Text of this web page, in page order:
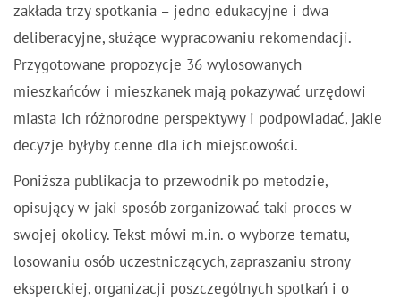
zakłada trzy spotkania – jedno edukacyjne i dwa
deliberacyjne, służące wypracowaniu rekomendacji.
Przygotowane propozycje 36 wylosowanych
mieszkańców i mieszkanek mają pokazywać urzędowi
miasta ich różnorodne perspektywy i podpowiadać, jakie
decyzje byłyby cenne dla ich miejscowości.
Poniższa publikacja to przewodnik po metodzie,
opisujący w jaki sposób zorganizować taki proces w
swojej okolicy. Tekst mówi m.in. o wyborze tematu,
losowaniu osób uczestniczących, zapraszaniu strony
eksperckiej, organizacji poszczególnych spotkań i o